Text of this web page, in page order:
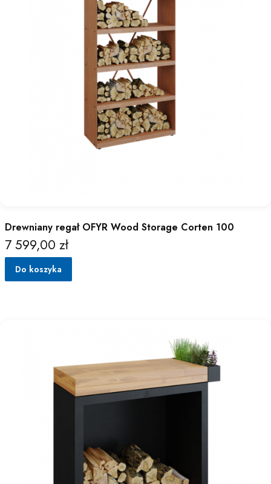
Drewniany regał OFYR Wood Storage Corten 100
Cena
7 599,00 zł
Do koszyka